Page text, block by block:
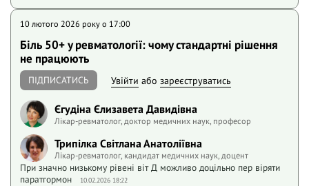
10 лютого 2026 року o 17:00
Біль 50+ у ревматології: чому стандартні рішення
не працюють
ПІДПИСАТИСЬ Увійти або зареєструватись
Єгудіна Єлизавета Давидівна
Лікар-ревматолог, доктор медичних наук, професор
Трипілка Світлана Анатоліївна
Лікар-ревматолог, кандидат медичних наук, доцент
При значно низькому рівені віт Д можливо доцільно пер віряти
паратгормон
10.02.2026 18:22